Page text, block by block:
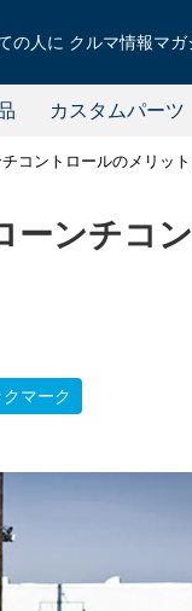
の人に クルマ情報マ
カスタムパーツ
コントロールのメリッ
ーンチコ
クマーク